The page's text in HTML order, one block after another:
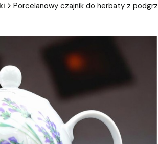
Porcelanowy czajnik do herbaty z